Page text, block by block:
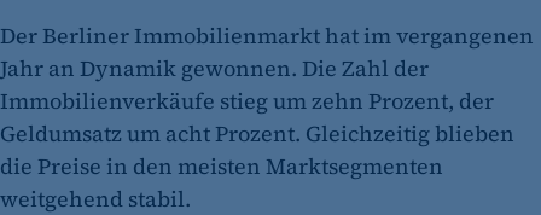
Der Berliner Immobilienmarkt hat im vergangenen
Jahr an Dynamik gewonnen. Die Zahl der
Immobilienverkäufe stieg um zehn Prozent, der
Geldumsatz um acht Prozent. Gleichzeitig blieben
die Preise in den meisten Marktsegmenten
weitgehend stabil.